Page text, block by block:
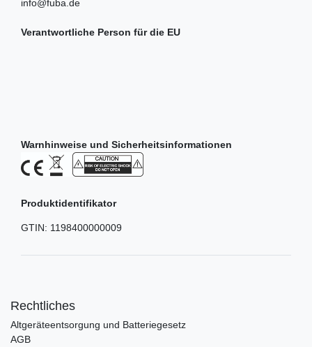
info@fuba.de
Verantwortliche Person für die EU
Warnhinweise und Sicherheitsinformationen
Produktidentifikator
GTIN: 1198400000009
Rechtliches
Altgeräteentsorgung und Batteriegesetz
AGB